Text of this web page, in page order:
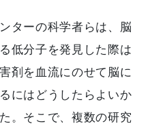
ターの科学者らは、脳
低分子を発見した際は
剤を血流にのせて脳に
にはどうしたらよいか
。そこで、複数の研究